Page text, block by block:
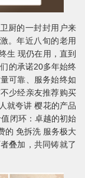
厨的一封封用户来
。年近八旬的老用
生 现仍在用，直到
的承诺20多年始终
可靠、服务始终如
少经亲友推荐购买
就夸讲 樱花的产品
闭环：卓越的初始
的 免拆洗 服务极大
叠加，共同铸就了